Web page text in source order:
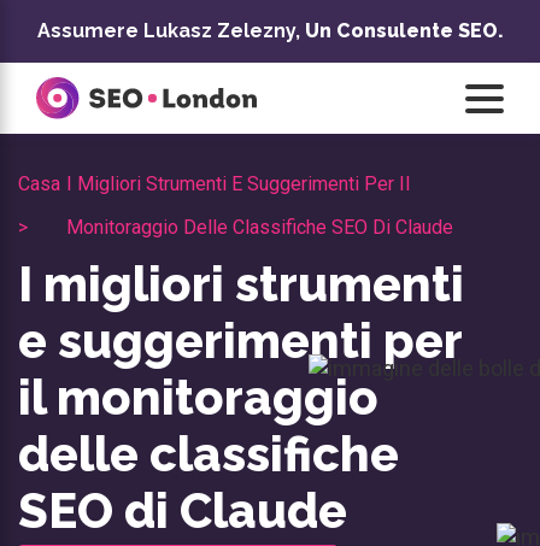
contenuto
Assumere Lukasz Zelezny, Un Consulente SEO.
Casa
>
I Migliori Strumenti E Suggerimenti Per Il
Monitoraggio Delle Classifiche SEO Di Claude
I migliori strumenti
e suggerimenti per
il monitoraggio
delle classifiche
SEO di Claude